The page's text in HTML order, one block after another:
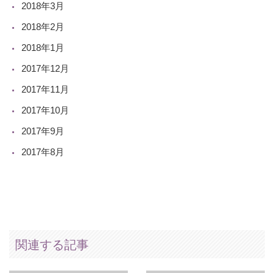
2018年3月
2018年2月
2018年1月
2017年12月
2017年11月
2017年10月
2017年9月
2017年8月
関連する記事